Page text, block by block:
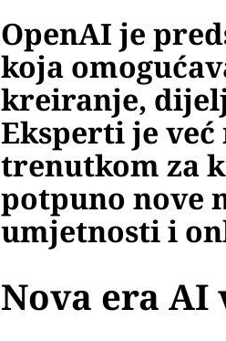
OpenAI je
koja
kreiranje,
Eksperti je već
trenutkom za
potpuno nove
umjetnosti i
Nova era AI